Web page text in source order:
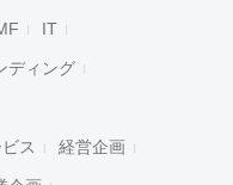
IT
ディング
ス 経営企画